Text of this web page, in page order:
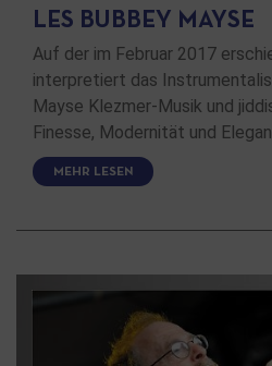
LES BUBBEY MAYSE
Auf der im Februar 2017
interpretiert das
Mayse Klezmer-Musik und
Finesse, Modernität und
MEHR LESEN